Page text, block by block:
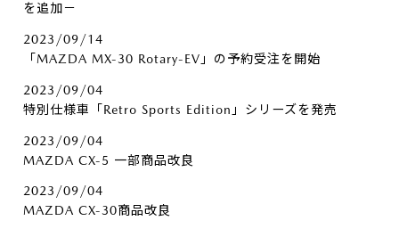
を追加－
2023/09/14
「MAZDA MX-30 Rotary-EV」の予約受注を開始
2023/09/04
特別仕様車「Retro Sports Edition」シリーズを発売
2023/09/04
MAZDA CX-5 一部商品改良
2023/09/04
MAZDA CX-30商品改良